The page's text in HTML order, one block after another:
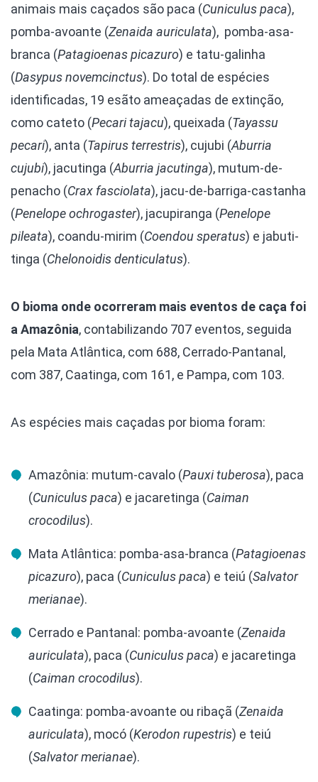
animais mais caçados são paca (Cuniculus paca),
pomba-avoante (Zenaida auriculata), pomba-asa-
branca (Patagioenas picazuro) e tatu-galinha
(Dasypus novemcinctus). Do total de espécies
identificadas, 19 esãto ameaçadas de extinção,
como cateto (Pecari tajacu), queixada (Tayassu
pecari), anta (Tapirus terrestris), cujubi (Aburria
cujubi), jacutinga (Aburria jacutinga), mutum-de-
penacho (Crax fasciolata), jacu-de-barriga-castanha
(Penelope ochrogaster), jacupiranga (Penelope
pileata), coandu-mirim (Coendou speratus) e jabuti-
tinga (Chelonoidis denticulatus).
O bioma onde ocorreram mais eventos de caça foi
a Amazônia, contabilizando 707 eventos, seguida
pela Mata Atlântica, com 688, Cerrado-Pantanal,
com 387, Caatinga, com 161, e Pampa, com 103.
As espécies mais caçadas por bioma foram:
Amazônia: mutum-cavalo (Pauxi tuberosa), paca
(Cuniculus paca) e jacaretinga (Caiman
crocodilus).
Mata Atlântica: pomba-asa-branca (Patagioenas
picazuro), paca (Cuniculus paca) e teiú (Salvator
merianae).
Cerrado e Pantanal: pomba-avoante (Zenaida
auriculata), paca (Cuniculus paca) e jacaretinga
(Caiman crocodilus).
Caatinga: pomba-avoante ou ribaçã (Zenaida
auriculata), mocó (Kerodon rupestris) e teiú
(Salvator merianae).